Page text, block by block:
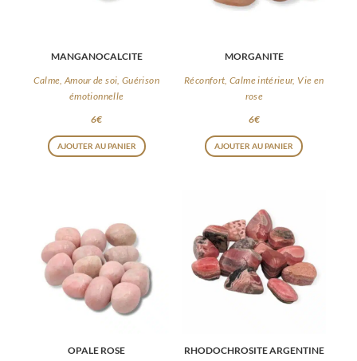
MANGANOCALCITE
Calme, Amour de soi, Guérison
émotionnelle
6€
AJOUTER AU PANIER
MORGANITE
Réconfort, Calme intérieur, Vie en
rose
6€
AJOUTER AU PANIER
OPALE ROSE
RHODOCHROSITE ARGENTINE